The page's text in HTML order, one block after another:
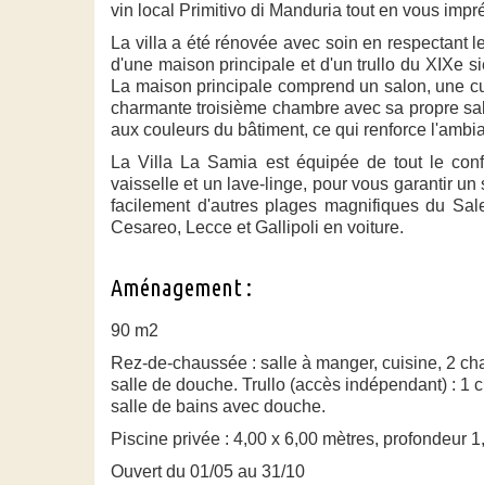
vin local Primitivo di Manduria tout en vous
La villa a été rénovée avec soin en respectant
d'une maison principale et d'un trullo du XIXe
La maison principale comprend un salon, une
charmante troisième chambre avec sa propre
aux couleurs du bâtiment, ce qui renforce
La Villa La Samia est équipée de tout le
vaisselle et un lave-linge, pour vous garantir
facilement d'autres plages magnifiques du
Cesareo, Lecce et Gallipoli en voiture.
Aménagement :
90 m2
Rez-de-chaussée : salle à manger, cuisine, 2
salle de douche. Trullo (accès indépendant) : 1
salle de bains avec douche.
Piscine privée : 4,00 x 6,00 mètres, profondeur
Ouvert du 01/05 au 31/10